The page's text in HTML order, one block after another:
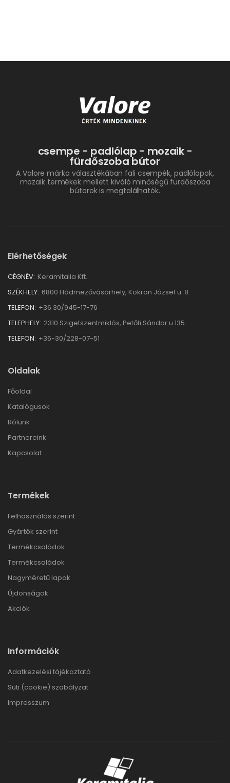
csempe - padlólap - mozaik -
fürdőszoba bútor
A Valore márka választékában fali csempék, padlólapok,
mozaik termékek mellett kiváló minőségű fürdőszoba
bútorok is megtalálhatók.
Elérhetőségek
CÉGNÉV: Keramitalia Kft.
SZÉKHELY: 6800 Hódmezővásárhely, Kokron József u. 8.
TELEFON: +36 30/945-17-76
TELEPHELY: 2310 Szigetszentmiklós, Petőfi Sándor u.135.
TELEFON: +36-30/228-07-51
Oldalak
Főoldal
Katalógusok
Rólunk
Partnereink
Kapcsolat
Termékek
Felhasználás szerint
Gyártók szerint
Termékcsaládok
Termékcsaládok
Nagyméretű lapok
Újdonságok
Akciók
Információk
Adatkezelési tájékoztató
Süti (cookie) szabályzat
Impresszum